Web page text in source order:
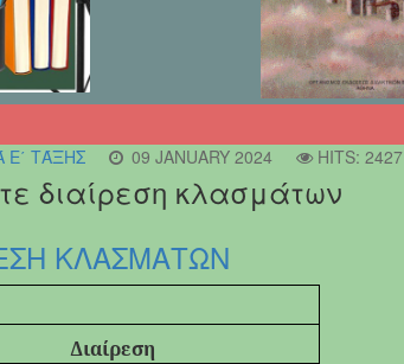
Ε΄ ΤΆΞΗΣ 09 JANUARY 2024 HITS: 2427
διαίρεση κλασμάτων
ΚΛΑΣΜΑΤΩΝ
Διαίρεση